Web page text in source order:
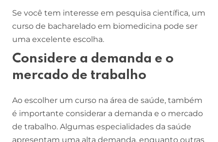
Se você tem interesse em pesquisa científica, um
curso de bacharelado em biomedicina pode ser
uma excelente escolha.
Considere a demanda e o
mercado de trabalho
Ao escolher um curso na área de saúde, também
é importante considerar a demanda e o mercado
de trabalho. Algumas especialidades da saúde
apresentam uma alta demanda, enquanto outras